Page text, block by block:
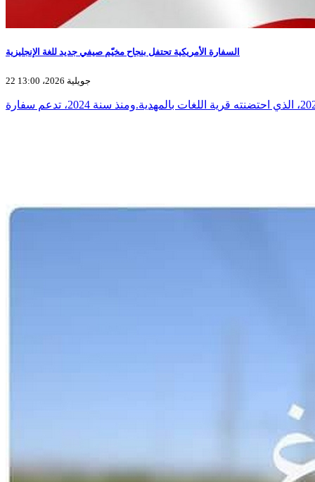
السفارة الأمريكية تحتفل بنجاح مخيّم صيفي جديد للغة الإنجليزية
22 جويلية 2026، 13:00